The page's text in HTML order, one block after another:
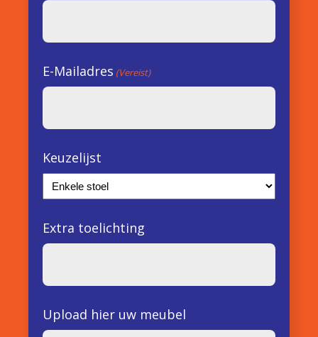
E-Mailadres (Vereist)
Keuzelijst
Extra toelichting
Upload hier uw meubel